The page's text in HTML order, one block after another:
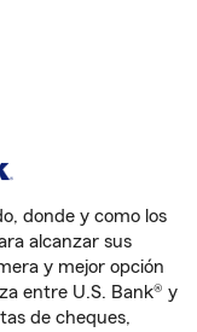
donde y como los
alcanzar sus
y mejor opción
entre U.S. Bank® y
de cheques,